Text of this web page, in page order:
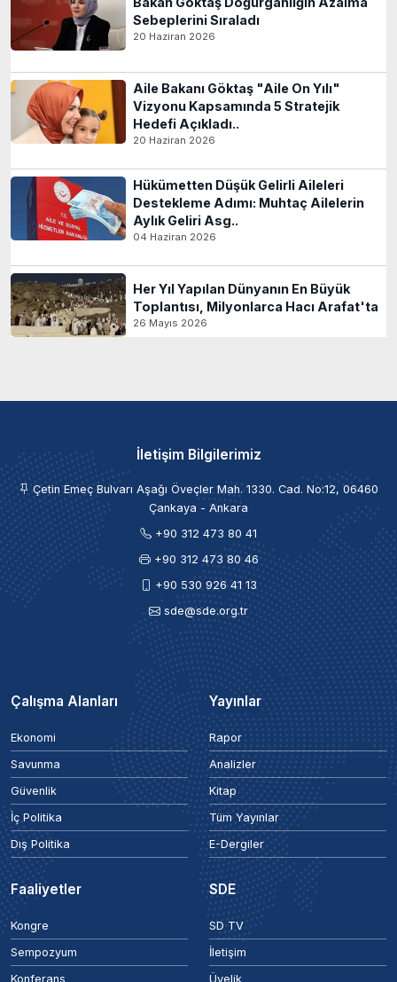
Sebeplerini Sıraladı
20 Haziran 2026
Aile Bakanı Göktaş "Aile On Yılı"
Vizyonu Kapsamında 5 Stratejik
Hedefi Açıkladı..
20 Haziran 2026
Hükümetten Düşük Gelirli Aileleri
Destekleme Adımı: Muhtaç Ailelerin
Aylık Geliri Asg..
04 Haziran 2026
Her Yıl Yapılan Dünyanın En Büyük
Toplantısı, Milyonlarca Hacı Arafat'ta
26 Mayıs 2026
İletişim Bilgilerimiz
Çetin Emeç Bulvarı Aşağı Öveçler Mah. 1330. Cad. No:12, 06460
Çankaya - Ankara
+90 312 473 80 41
+90 312 473 80 46
+90 530 926 41 13
sde@sde.org.tr
Çalışma Alanları
Ekonomi
Savunma
Güvenlik
İç Politika
Dış Politika
Yayınlar
Rapor
Analizler
Kitap
Tüm Yayınlar
E-Dergiler
Faaliyetler
Kongre
Sempozyum
Konferans
SDE
SD TV
İletişim
Üyelik